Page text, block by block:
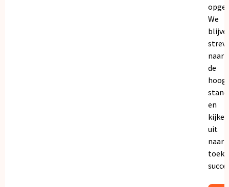
We
naar
de
en
kijken
uit
naar